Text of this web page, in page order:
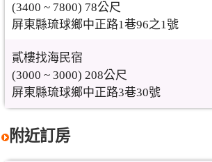
(3400 ~ 7800) 78公尺
屏東縣琉球鄉中正路1巷96之1號
貳樓找海民宿
(3000 ~ 3000) 208公尺
屏東縣琉球鄉中正路3巷30號
附近訂房